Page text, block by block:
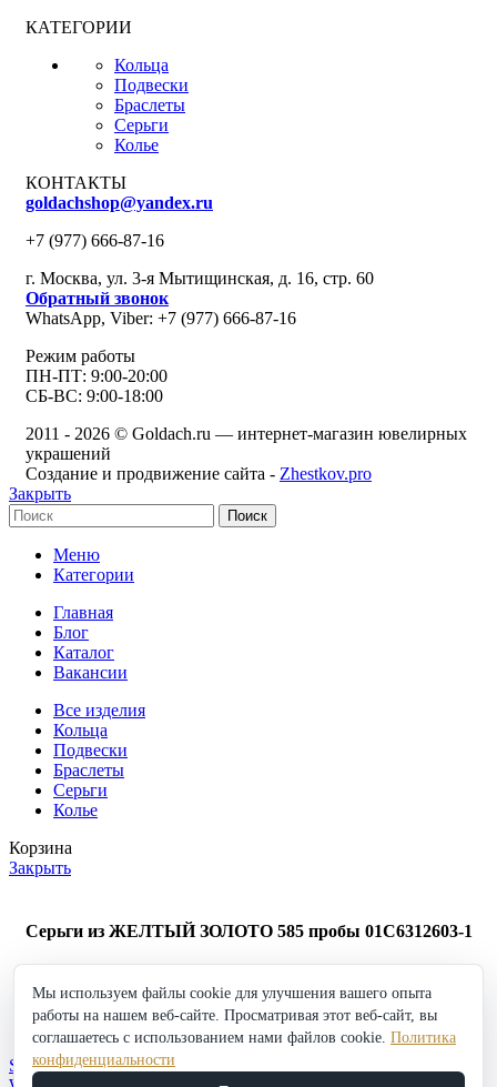
КАТЕГОРИИ
Кольца
Подвески
Браслеты
Серьги
Колье
КОНТАКТЫ
goldachshop@yandex.ru
+7 (977) 666-87-16
г. Москва, ул. 3-я Мытищинская, д. 16, стр. 60
Обратный звонок
WhatsApp, Viber: +7 (977) 666-87-16
Режим работы
ПН-ПТ: 9:00-20:00
СБ-ВС: 9:00-18:00
2011 - 2026 © Goldach.ru — интернет-магазин ювелирных
украшений
Создание и продвижение сайта - Zhestkov.pro
Закрыть
Поиск
Меню
Категории
Главная
Блог
Каталог
Вакансии
Все изделия
Кольца
Подвески
Браслеты
Серьги
Колье
Корзина
Закрыть
Серьги из ЖЕЛТЫЙ ЗОЛОТО 585 пробы 01С6312603-1
Серьги
из
ЖЕЛТЫЙ
ЗОЛОТО
585
в корзину Купить
Добавить в избранное
Shop
Мы используем файлы cookie для улучшения вашего опыта
работы на нашем веб-сайте. Просматривая этот веб-сайт, вы
соглашаетесь с использованием нами файлов cookie. Политика
конфиденциальности